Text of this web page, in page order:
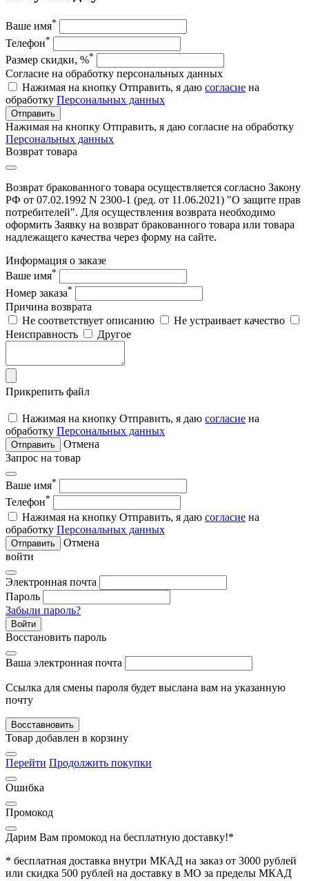
Ваше имя*
Телефон*
Размер скидки, %*
Согласие на обработку персональных данных
Нажимая на кнопку Отправить, я даю согласие на
обработку Персональных данных
Отправить
Нажимая на кнопку Отправить, я даю согласие на обработку
Персональных данных
Возврат товара
Возврат бракованного товара осуществляется согласно Закону
РФ от 07.02.1992 N 2300-1 (ред. от 11.06.2021) "О защите прав
потребителей". Для осуществления возврата необходимо
оформить Заявку на возврат бракованного товара или товара
надлежащего качества через форму на сайте.
Информация о заказе
Ваше имя*
Номер заказа*
Причина возврата
Не соответствует описанию
Не устраивает качество
Неисправность
Другое
Прикрепить файл
Нажимая на кнопку Отправить, я даю согласие на
обработку Персональных данных
Отправить
Отмена
Запрос на товар
Ваше имя*
Телефон*
Нажимая на кнопку Отправить, я даю согласие на
обработку Персональных данных
Отправить
Отмена
войти
Электронная почта
Пароль
Забыли пароль?
Войти
Восстановить пароль
Ваша электронная почта
Ссылка для смены пароля будет выслана вам на указанную
почту
Восставновить
Товар добавлен в корзину
Перейти Продолжить покупки
Ошибка
Промокод
Дарим Вам промокод на бесплатную доставку!*
* бесплатная доставка внутри МКАД на заказ от 3000 рублей
или скидка 500 рублей на доставку в МО за пределы МКАД